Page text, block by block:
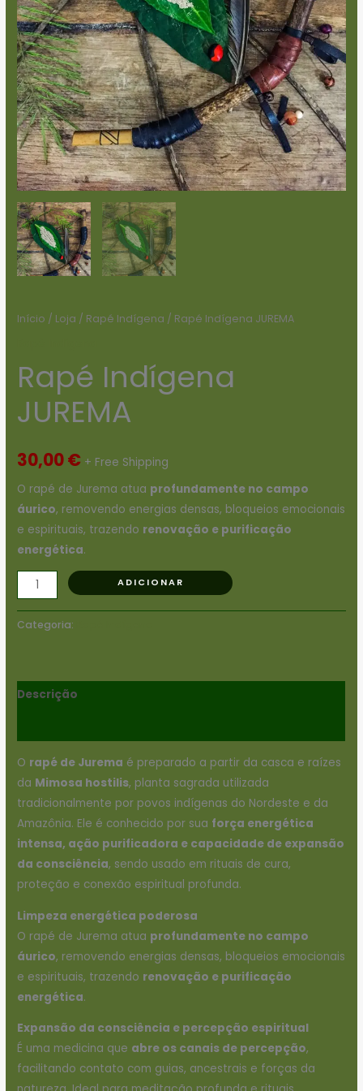
Início / Loja / Rapé Indígena / Rapé Indígena JUREMA
Rapé Indígena
JUREMA
30,00€ + Free Shipping
O rapé de Jurema atua profundamente no campo
áurico, removendo energias densas, bloqueios emocionais
e espirituais, trazendo renovação e purificação
energética.
ADICIONAR
Categoria:
Descrição
O rapé de Jurema é preparado a partir da casca e raízes
da Mimosa hostilis, planta sagrada utilizada
tradicionalmente por povos indígenas do Nordeste e da
Amazônia. Ele é conhecido por sua força energética
intensa, ação purificadora e capacidade de expansão
da consciência, sendo usado em rituais de cura,
proteção e conexão espiritual profunda.
Limpeza energética poderosa
O rapé de Jurema atua profundamente no campo
áurico, removendo energias densas, bloqueios emocionais
e espirituais, trazendo renovação e purificação
energética.
Expansão da consciência e percepção espiritual
É uma medicina que abre os canais de percepção,
facilitando contato com guias, ancestrais e forças da